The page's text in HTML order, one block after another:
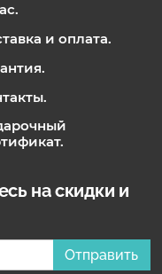
и оплата.
на скидки и
Отправить